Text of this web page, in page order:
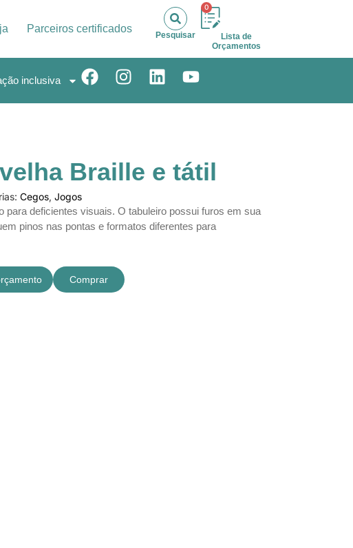
Parceiros certificados
Pesquisar
0
Lista de
Orçamentos
inclusiva
Braille e tátil
Cegos, Jogos
para deficientes visuais. O tabuleiro possui furos em sua
pinos nas pontas e formatos diferentes para
Comprar